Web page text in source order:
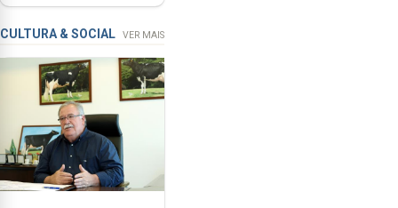
a
apanha
ilegal
lapas
2022
e
2026.
instrumentos
CULTURA & SOCIAL VER MAIS